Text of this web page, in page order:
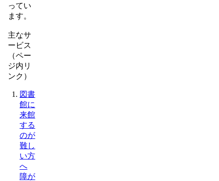
ってい
ます。
主なサ
ービス
（ペー
ジ内リ
ンク）
図書
館に
来館
する
のが
難し
い方
へ
障が